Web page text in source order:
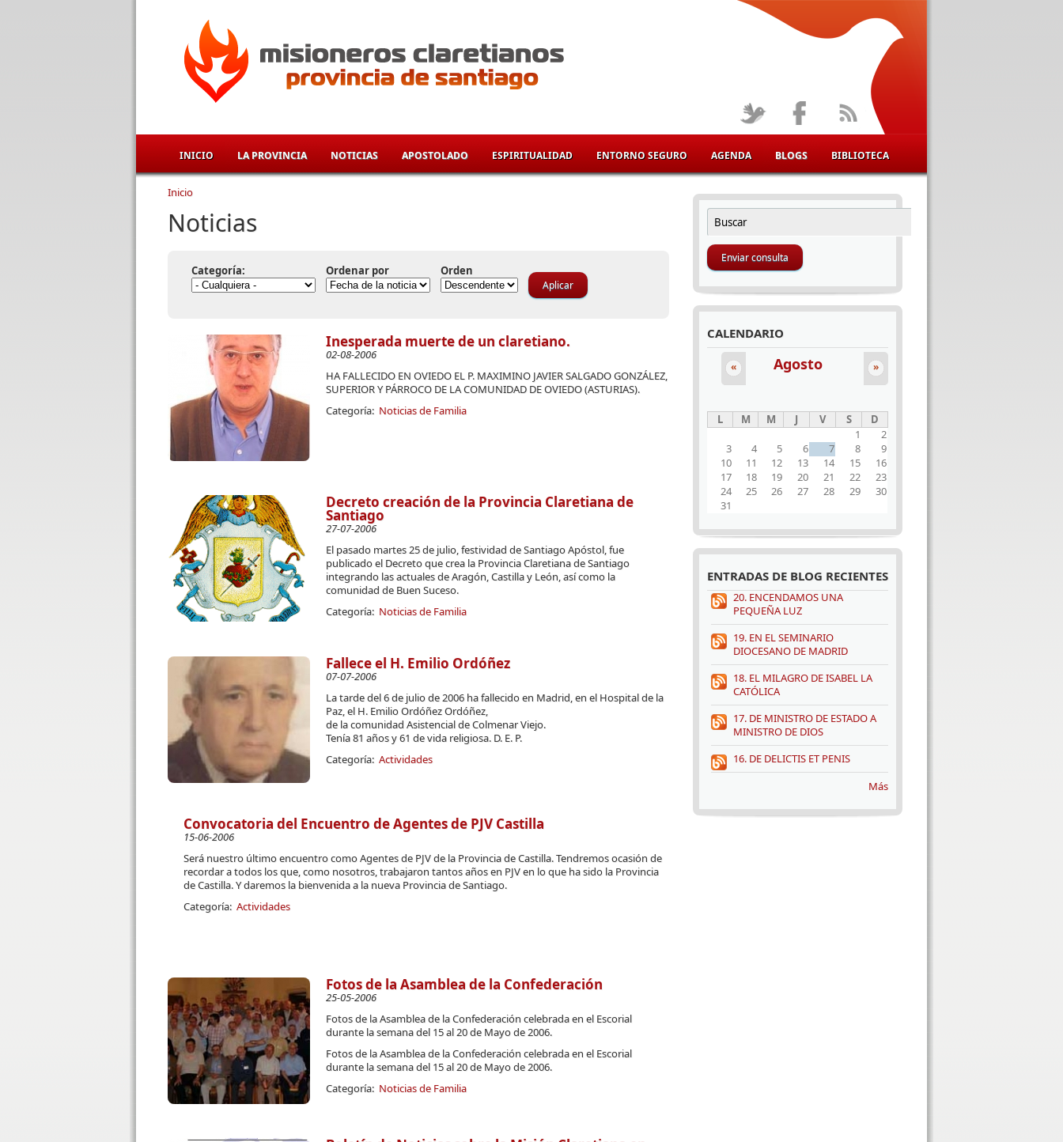
INICIO LA PROVINCIA NOTICIAS APOSTOLADO ESPIRITUALIDAD ENTORNO SEGURO AGENDA BLOGS BIBLIOTECA
Se encuentra usted aquí
Inicio
Noticias
Categoría: Ordenar por Orden
Inesperada muerte de un claretiano.
02-08-2006
HA FALLECIDO EN OVIEDO EL P. MAXIMINO JAVIER SALGADO GONZÁLEZ,
SUPERIOR Y PÁRROCO DE LA COMUNIDAD DE OVIEDO (ASTURIAS).
Categoría: Noticias de Familia
Decreto creación de la Provincia Claretiana de
Santiago
27-07-2006
El pasado martes 25 de julio, festividad de Santiago Apóstol, fue
publicado el Decreto que crea la Provincia Claretiana de Santiago
integrando las actuales de Aragón, Castilla y León, así como la
comunidad de Buen Suceso.
Categoría: Noticias de Familia
Fallece el H. Emilio Ordóñez
07-07-2006
La tarde del 6 de julio de 2006 ha fallecido en Madrid, en el Hospital de la
Paz, el H. Emilio Ordóñez Ordóñez,
de la comunidad Asistencial de Colmenar Viejo.
Tenía 81 años y 61 de vida religiosa. D. E. P.
Categoría: Actividades
Convocatoria del Encuentro de Agentes de PJV Castilla
15-06-2006
Será nuestro último encuentro como Agentes de PJV de la Provincia de Castilla. Tendremos ocasión de
recordar a todos los que, como nosotros, trabajaron tantos años en PJV en lo que ha sido la Provincia
de Castilla. Y daremos la bienvenida a la nueva Provincia de Santiago.
Categoría: Actividades
Fotos de la Asamblea de la Confederación
25-05-2006
Fotos de la Asamblea de la Confederación celebrada en el Escorial
durante la semana del 15 al 20 de Mayo de 2006.
Fotos de la Asamblea de la Confederación celebrada en el Escorial
durante la semana del 15 al 20 de Mayo de 2006.
Categoría: Noticias de Familia
FORMULARIO DE BÚSQUEDA
Buscar
CALENDARIO
Agosto
« »
L M M J V S
D
1
2
3
4 5 6 7 8
9
10
11 12 13 14 15
16
17
18 19 20 21 22
23
24
25 26 27 28 29
30
31
ENTRADAS DE BLOG RECIENTES
20. ENCENDAMOS UNA
PEQUEÑA LUZ
19. EN EL SEMINARIO
DIOCESANO DE MADRID
18. EL MILAGRO DE ISABEL LA
CATÓLICA
17. DE MINISTRO DE ESTADO A
MINISTRO DE DIOS
16. DE DELICTIS ET PENIS
Más